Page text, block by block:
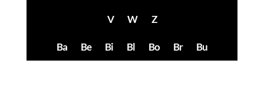
V W Z
Ba Be Bi Bl Bo Br Bu